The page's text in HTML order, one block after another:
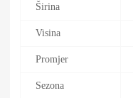
Širina
Visina
Promjer
Sezona